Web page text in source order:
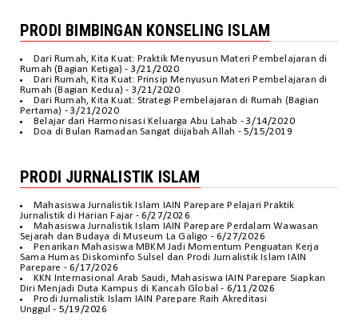
PRODI BIMBINGAN KONSELING ISLAM
Dari Rumah, Kita Kuat: Praktik Menyusun Materi Pembelajaran di
Rumah (Bagian Ketiga) - 3/21/2020
Dari Rumah, Kita Kuat: Prinsip Menyusun Materi Pembelajaran di
Rumah (Bagian Kedua) - 3/21/2020
Dari Rumah, Kita Kuat: Strategi Pembelajaran di Rumah (Bagian
Pertama) - 3/21/2020
Belajar dari Harmonisasi Keluarga Abu Lahab - 3/14/2020
Doa di Bulan Ramadan Sangat diijabah Allah - 5/15/2019
PRODI JURNALISTIK ISLAM
Mahasiswa Jurnalistik Islam IAIN Parepare Pelajari Praktik
Jurnalistik di Harian Fajar- 6/27/2026
Mahasiswa Jurnalistik Islam IAIN Parepare Perdalam Wawasan
Sejarah dan Budaya di Museum La Galigo - 6/27/2026
Penarikan Mahasiswa MBKM Jadi Momentum Penguatan Kerja
Sama Humas Diskominfo Sulsel dan Prodi Jurnalistik Islam IAIN
Parepare - 6/17/2026
KKN Internasional Arab Saudi, Mahasiswa IAIN Parepare Siapkan
Diri Menjadi Duta Kampus di Kancah Global - 6/11/2026
Prodi Jurnalistik Islam IAIN Parepare Raih Akreditasi
Unggul - 5/19/2026